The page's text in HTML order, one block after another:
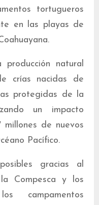
tortugueros
en las playas de
natural
crías nacidas de
protegidas de la
un impacto
millones de nuevos
Pacífico.
gracias al
Compesca y los
campamentos